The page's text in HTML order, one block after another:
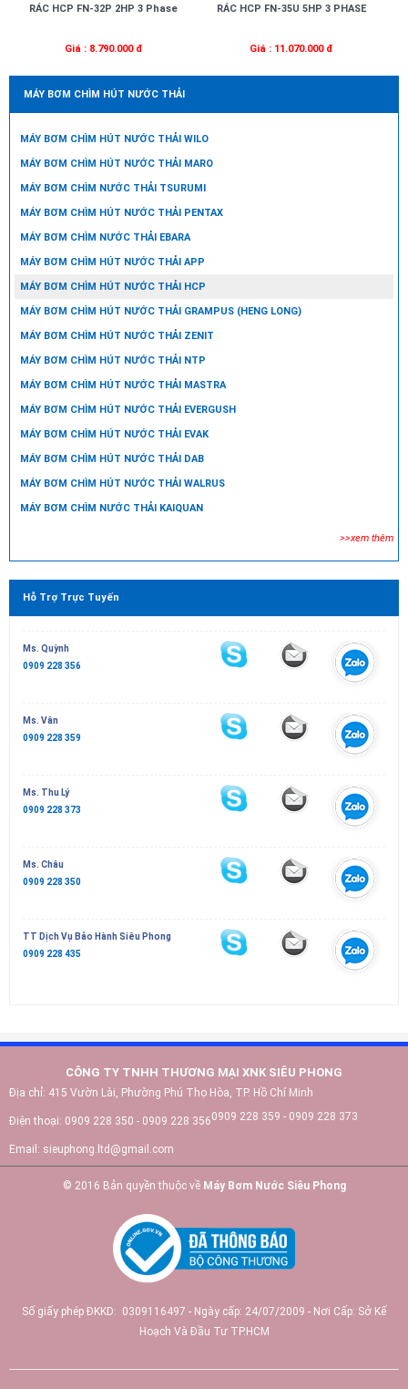
RÁC HCP FN-32P 2HP 3 Phase
Giá : 8.790.000 đ
RÁC HCP FN-35U 5HP 3 PHASE
Giá : 11.070.000 đ
MÁY BƠM CHÌM HÚT NƯỚC THẢI
MÁY BƠM CHÌM HÚT NƯỚC THẢI WILO
MÁY BƠM CHÌM HÚT NƯỚC THẢI MARO
MÁY BƠM CHÌM NƯỚC THẢI TSURUMI
MÁY BƠM CHÌM HÚT NƯỚC THẢI PENTAX
MÁY BƠM CHÌM NƯỚC THẢI EBARA
MÁY BƠM CHÌM HÚT NƯỚC THẢI APP
MÁY BƠM CHÌM HÚT NƯỚC THẢI HCP
MÁY BƠM CHÌM HÚT NƯỚC THẢI GRAMPUS (HENG LONG)
MÁY BƠM CHÌM HÚT NƯỚC THẢI ZENIT
MÁY BƠM CHÌM HÚT NƯỚC THẢI NTP
MÁY BƠM CHÌM HÚT NƯỚC THẢI MASTRA
MÁY BƠM CHÌM HÚT NƯỚC THẢI EVERGUSH
MÁY BƠM CHÌM HÚT NƯỚC THẢI EVAK
MÁY BƠM CHÌM HÚT NƯỚC THẢI DAB
MÁY BƠM CHÌM HÚT NƯỚC THẢI WALRUS
MÁY BƠM CHÌM NƯỚC THẢI KAIQUAN
>>xem thêm
Hỗ Trợ Trực Tuyến
Ms. Quỳnh
0909 228 356
Ms. Vân
0909 228 359
Ms. Thu Lý
0909 228 373
Ms. Châu
0909 228 350
TT Dịch Vụ Bảo Hành Siêu Phong
0909 228 435
CÔNG TY TNHH THƯƠNG MẠI XNK SIÊU PHONG
Địa chỉ: 415 Vườn Lài, Phường Phú Thọ Hòa, TP. Hồ Chí Minh
Điện thoại: 0909 228 350 - 0909 228 3560909 228 359 - 0909 228 373
Email: sieuphong.ltd@gmail.com
© 2016 Bản quyền thuộc về Máy Bơm Nước Siêu Phong
Số giấy phép ĐKKD: 0309116497 - Ngày cấp: 24/07/2009 - Nơi Cấp: Sở Kế
Hoạch Và Đầu Tư TP.HCM